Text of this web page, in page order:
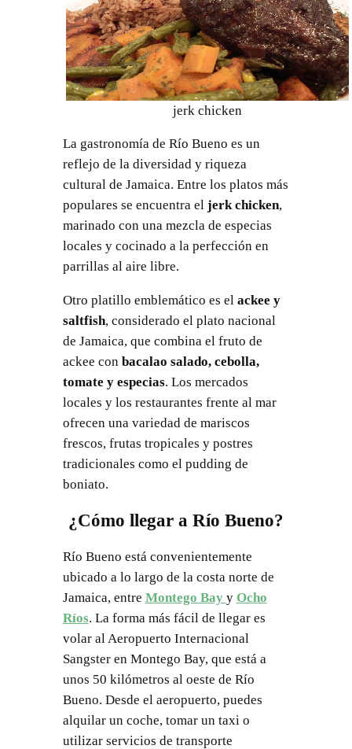
jerk chicken
La gastronomía de Río Bueno es un
reflejo de la diversidad y riqueza
cultural de Jamaica. Entre los platos más
populares se encuentra el jerk chicken,
marinado con una mezcla de especias
locales y cocinado a la perfección en
parrillas al aire libre.
Otro platillo emblemático es el ackee y
saltfish, considerado el plato nacional
de Jamaica, que combina el fruto de
ackee con bacalao salado, cebolla,
tomate y especias. Los mercados
locales y los restaurantes frente al mar
ofrecen una variedad de mariscos
frescos, frutas tropicales y postres
tradicionales como el pudding de
boniato.
¿Cómo llegar a Río Bueno?
Río Bueno está convenientemente
ubicado a lo largo de la costa norte de
Jamaica, entre Montego Bay y Ocho
Ríos. La forma más fácil de llegar es
volar al Aeropuerto Internacional
Sangster en Montego Bay, que está a
unos 50 kilómetros al oeste de Río
Bueno. Desde el aeropuerto, puedes
alquilar un coche, tomar un taxi o
utilizar servicios de transporte